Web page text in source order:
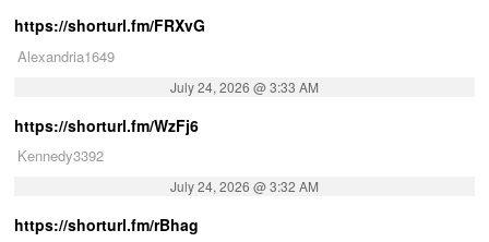
https://shorturl.fm/FRXvG
Alexandria1649
July 24, 2026 @ 3:33 AM
https://shorturl.fm/WzFj6
Kennedy3392
July 24, 2026 @ 3:32 AM
https://shorturl.fm/rBhag